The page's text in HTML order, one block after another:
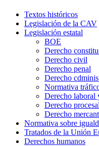
Textos históricos
Legislación de la CAV
Legislación estatal
BOE
Derecho
Derecho civil
Derecho penal
Derecho
Normativa
Derecho laboral
Derecho procesal
Derecho
Normativa sobre
Tratados de la Unión
Derechos humanos